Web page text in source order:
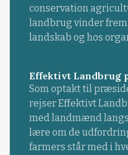
conservation
landbrug vinder
landskab og hos
Effektivt Landbrug
Som optakt til
rejser Effektivt
med landmænd
lære om de
farmers står med i